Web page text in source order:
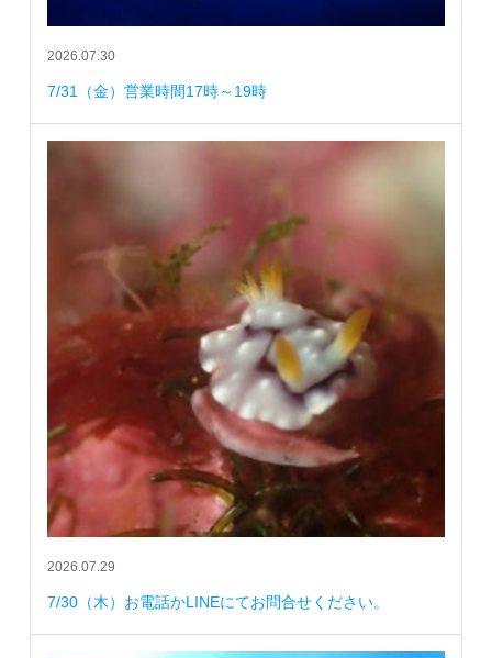
2026.07.30
7/31（金）営業時間17時～19時
2026.07.29
7/30（木）お電話かLINEにてお問合せください。